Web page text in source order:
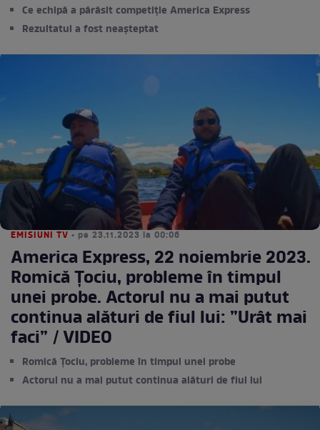
Ce echipă a părăsit competiție America Express
Rezultatul a fost neașteptat
EMISIUNI TV • pe 23.11.2023 la 00:06
America Express, 22 noiembrie 2023.
Romică Țociu, probleme în timpul
unei probe. Actorul nu a mai putut
continua alături de fiul lui: ”Urât mai
faci” / VIDEO
Romică Țociu, probleme în timpul unei probe
Actorul nu a mai putut continua alături de fiul lui